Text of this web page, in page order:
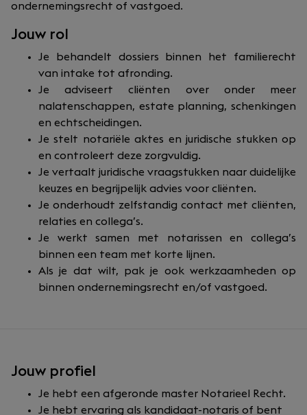
ondernemingsrecht of vastgoed.
Jouw rol
Je behandelt dossiers binnen het familierecht
van intake tot afronding.
Je adviseert cliënten over onder meer
nalatenschappen, estate planning, schenkingen
en echtscheidingen.
Je stelt notariële aktes en juridische stukken op
en controleert deze zorgvuldig.
Je vertaalt juridische vraagstukken naar duidelijke
keuzes en begrijpelijk advies voor cliënten.
Je onderhoudt zelfstandig contact met cliënten,
relaties en collega’s.
Je werkt samen met notarissen en collega’s
binnen een team met korte lijnen.
Als je dat wilt, pak je ook werkzaamheden op
binnen ondernemingsrecht en/of vastgoed.
Jouw profiel
Je hebt een afgeronde master Notarieel Recht.
Je hebt ervaring als kandidaat-notaris of bent